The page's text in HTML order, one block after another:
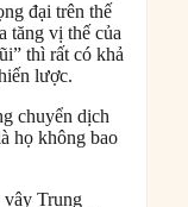
đại trên thế
tăng vị thế của
thì rất có khả
lược.
chuyển dịch
họ không bao
Trung